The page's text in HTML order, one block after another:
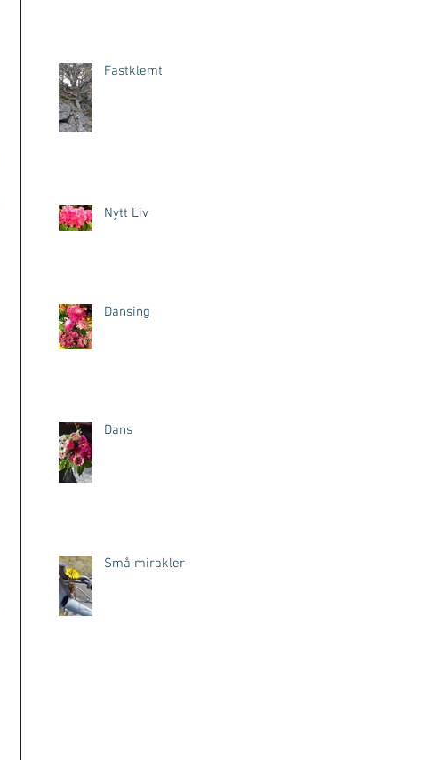
Fastklemt
Nytt Liv
Dansing
Dans
Små mirakler